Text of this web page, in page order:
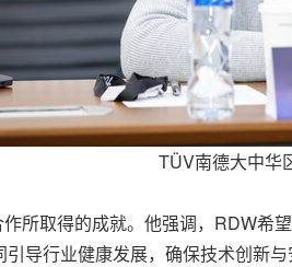
TÜV南德大中华
所取得的成就。他强调，RDW希
导行业健康发展，确保技术创新与